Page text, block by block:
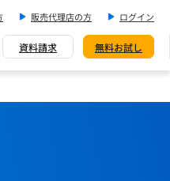
販売代理店の方 ログイン
資料請求 無料お試し